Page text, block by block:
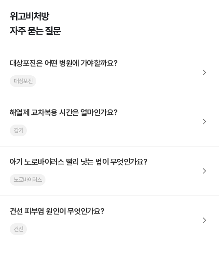
위고비처방
자주 묻는 질문
대상포진은 어떤 병원에 가야할까요?
대상포진
해열제 교차복용 시간은 얼마인가요?
감기
아기 노로바이러스 빨리 낫는 법이 무엇인가요?
노로바이러스
건선 피부염 원인이 무엇인가요?
건선